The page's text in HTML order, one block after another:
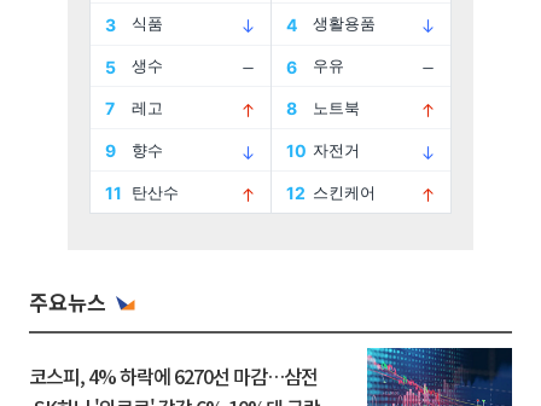
주요뉴스
코스피, 4% 하락에 6270선 마감…삼전